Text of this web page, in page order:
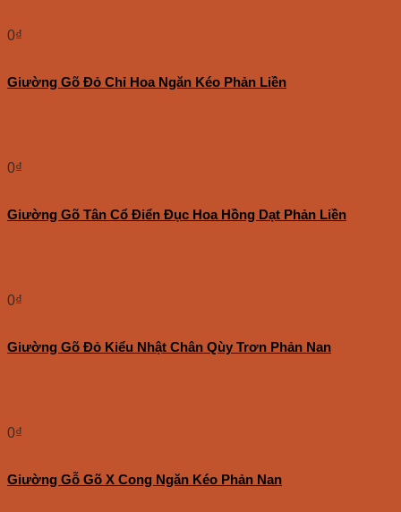
0₫
Giường Gõ Đỏ Chỉ Hoa Ngăn Kéo Phản Liền
0₫
Giường Gõ Tân Cổ Điển Đục Hoa Hồng Dạt Phản Liền
0₫
Giường Gõ Đỏ Kiểu Nhật Chân Qùy Trơn Phản Nan
0₫
Giường Gỗ Gõ X Cong Ngăn Kéo Phản Nan